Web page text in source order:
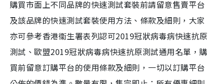
購買市面上不同品牌的快速測試套裝前請留意售賣平台
及該品牌的快速測試套裝使用方法、條款及細則，大家
亦可參考香港衞生署表列認可2019冠狀病毒病快速抗原
測試、歐盟2019冠狀病毒病快速抗原測試通用名單，購
買前留意訂購平台的使用條款及細則，一切以訂購平台